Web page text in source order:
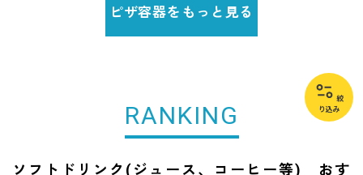
ピザ容器をもっと見る
RANKING
ソフトドリンク(ジュース、コーヒー等) おす
絞
り込み